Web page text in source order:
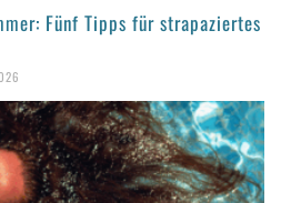
Fünf Tipps für strapaziertes